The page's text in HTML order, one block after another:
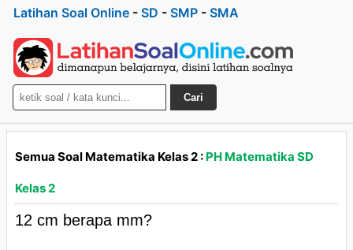
Latihan Soal Online - SD - SMP - SMA
Cari
Semua Soal Matematika Kelas 2 : PH Matematika SD
Kelas 2
12 cm berapa mm?